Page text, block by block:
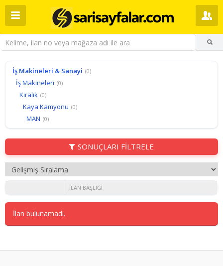
İş Makineleri & Sanayi (0)
İş Makineleri (0)
Kiralık (0)
Kaya Kamyonu (0)
MAN (0)
SONUÇLARI FİLTRELE
İLAN BAŞLIĞI
İlan bulunamadı.